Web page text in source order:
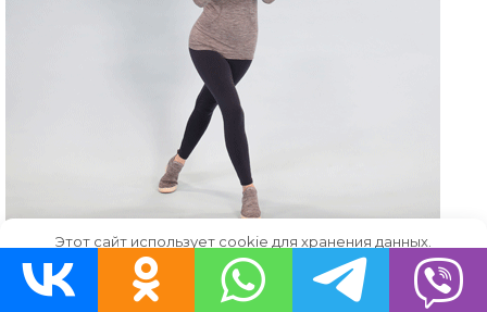
Этот сайт использует cookie для хранения данных.
Продолжая использовать сайт, Вы даете свое согласие на
работу с этими файлами.
OK